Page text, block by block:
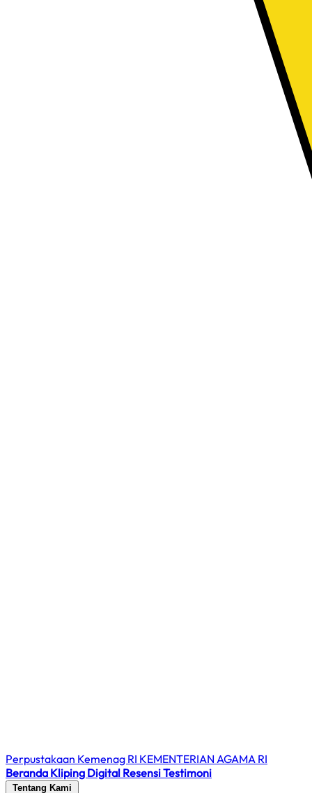
Perpustakaan Kemenag RI KEMENTERIAN AGAMA RI
Beranda Kliping Digital ResensiTestimoni
Tentang Kami